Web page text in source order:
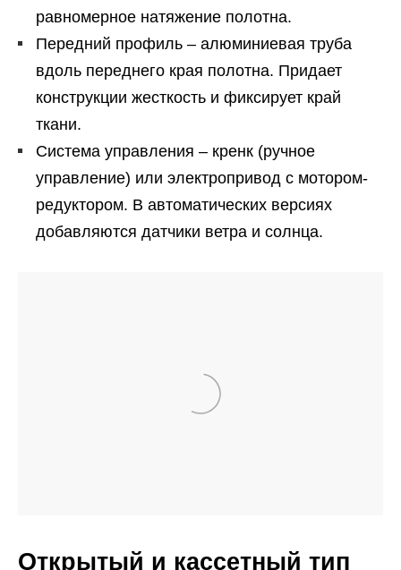
равномерное натяжение полотна.
Передний профиль – алюминиевая труба
вдоль переднего края полотна. Придает
конструкции жесткость и фиксирует край
ткани.
Система управления – кренк (ручное
управление) или электропривод с мотором-
редуктором. В автоматических версиях
добавляются датчики ветра и солнца.
Открытый и кассетный тип